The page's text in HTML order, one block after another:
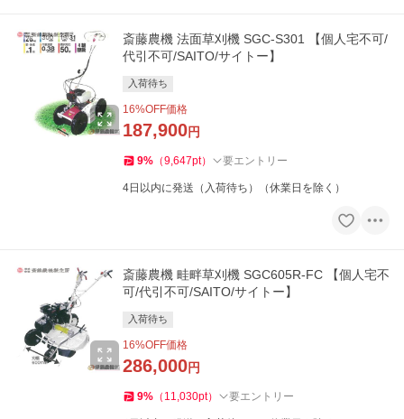
斎藤農機 法面草刈機 SGC-S301 【個人宅不可/
代引不可/SAITO/サイトー】
入荷待ち
16%OFF価格
187,900円
9% （9,647pt） 要エントリー
4日以内に発送（入荷待ち）（休業日を除く）
斎藤農機 畦畔草刈機 SGC605R-FC 【個人宅不
可/代引不可/SAITO/サイトー】
入荷待ち
16%OFF価格
286,000円
9% （ 11,030pt） 要エントリー